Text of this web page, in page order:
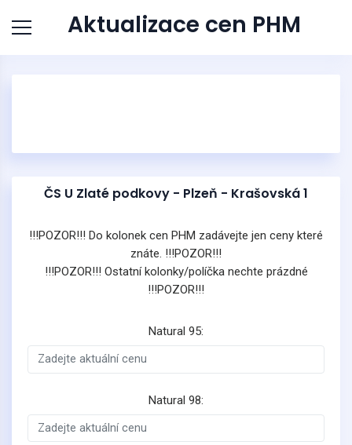
Aktualizace cen PHM
ČS U Zlaté podkovy - Plzeň - Krašovská 1
!!!POZOR!!! Do kolonek cen PHM zadávejte jen ceny které
znáte. !!!POZOR!!!
!!!POZOR!!! Ostatní kolonky/políčka nechte prázdné
!!!POZOR!!!
Natural 95:
Natural 98: